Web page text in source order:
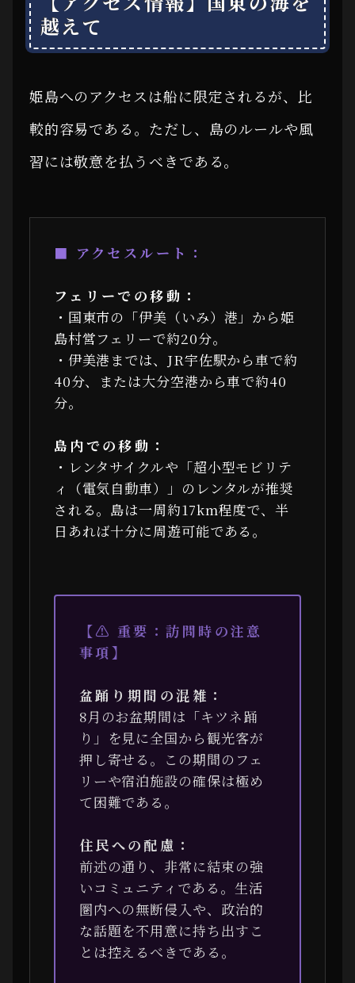
越えて
姫島へのアクセスは船に限定されるが、比
較的容易である。ただし、島のルールや風
習には敬意を払うべきである。
■ アクセスルート：
フェリーでの移動：
・国東市の「伊美（いみ）港」から姫
島村営フェリーで約20分。
・伊美港までは、JR宇佐駅から車で約
40分、または大分空港から車で約40
分。
島内での移動：
・レンタサイクルや「超小型モビリテ
ィ（電気自動車）」のレンタルが推奨
される。島は一周約17km程度で、半
日あれば十分に周遊可能である。
【⚠ 重要：訪問時の注意
事項】
盆踊り期間の混雑：
8月のお盆期間は「キツネ踊
り」を見に全国から観光客が
押し寄せる。この期間のフェ
リーや宿泊施設の確保は極め
て困難である。
住民への配慮：
前述の通り、非常に結束の強
いコミュニティである。生活
圏内への無断侵入や、政治的
な話題を不用意に持ち出すこ
とは控えるべきである。